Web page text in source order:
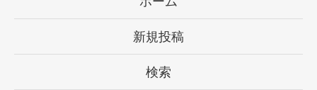
新規投稿
検索